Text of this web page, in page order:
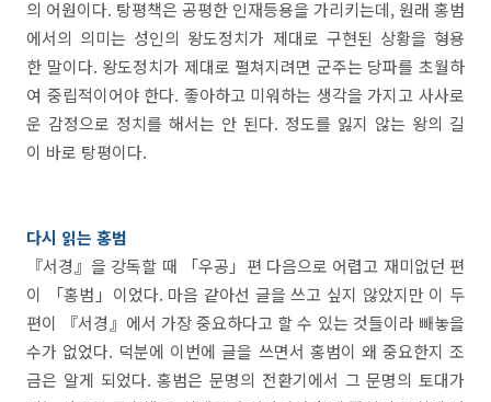
의 어원이다. 탕평책은 공평한 인재등용을 가리키는데, 원래 홍범
에서의 의미는 성인의 왕도정치가 제대로 구현된 상황을 형용
한 말이다. 왕도정치가 제대로 펼쳐지려면 군주는 당파를 초월하
여 중립적이어야 한다. 좋아하고 미워하는 생각을 가지고 사사로
운 감정으로 정치를 해서는 안 된다. 정도를 잃지 않는 왕의 길
이 바로 탕평이다.
다시 읽는 홍범
『서경』을 강독할 때 「우공」편 다음으로 어렵고 재미없던 편
이 「홍범」이었다. 마음 같아선 글을 쓰고 싶지 않았지만 이 두
편이 『서경』에서 가장 중요하다고 할 수 있는 것들이라 빼놓을
수가 없었다. 덕분에 이번에 글을 쓰면서 홍범이 왜 중요한지 조
금은 알게 되었다. 홍범은 문명의 전환기에서 그 문명의 토대가